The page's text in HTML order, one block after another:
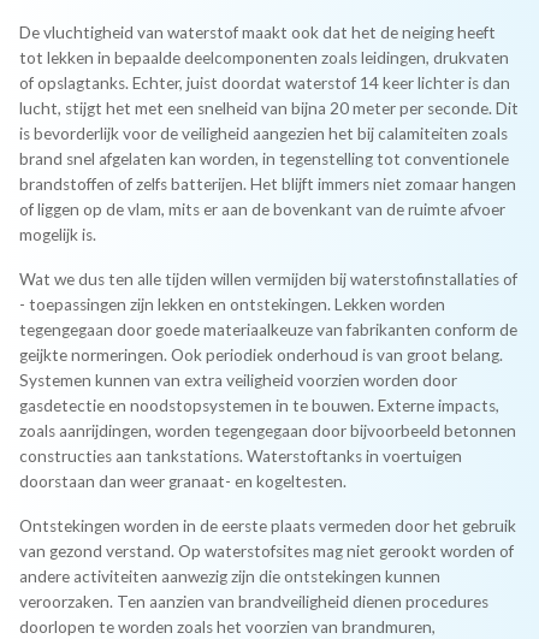
De vluchtigheid van waterstof maakt ook dat het de neiging heeft
tot lekken in bepaalde deelcomponenten zoals leidingen, drukvaten
of opslagtanks. Echter, juist doordat waterstof 14 keer lichter is dan
lucht, stijgt het met een snelheid van bijna 20 meter per seconde. Dit
is bevorderlijk voor de veiligheid aangezien het bij calamiteiten zoals
brand snel afgelaten kan worden, in tegenstelling tot conventionele
brandstoffen of zelfs batterijen. Het blijft immers niet zomaar hangen
of liggen op de vlam, mits er aan de bovenkant van de ruimte afvoer
mogelijk is.
Wat we dus ten alle tijden willen vermijden bij waterstofinstallaties of
- toepassingen zijn lekken en ontstekingen. Lekken worden
tegengegaan door goede materiaalkeuze van fabrikanten conform de
geijkte normeringen. Ook periodiek onderhoud is van groot belang.
Systemen kunnen van extra veiligheid voorzien worden door
gasdetectie en noodstopsystemen in te bouwen. Externe impacts,
zoals aanrijdingen, worden tegengegaan door bijvoorbeeld betonnen
constructies aan tankstations. Waterstoftanks in voertuigen
doorstaan dan weer granaat- en kogeltesten.
Ontstekingen worden in de eerste plaats vermeden door het gebruik
van gezond verstand. Op waterstofsites mag niet gerookt worden of
andere activiteiten aanwezig zijn die ontstekingen kunnen
veroorzaken. Ten aanzien van brandveiligheid dienen procedures
doorlopen te worden zoals het voorzien van brandmuren,